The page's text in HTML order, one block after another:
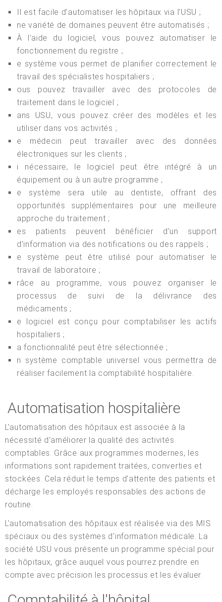
Il est facile d’automatiser les hôpitaux via l’USU ;
ne variété de domaines peuvent être automatisés ;
À l'aide du logiciel, vous pouvez automatiser le
fonctionnement du registre ;
e système vous permet de planifier correctement le
travail des spécialistes hospitaliers ;
ous pouvez travailler avec des protocoles de
traitement dans le logiciel ;
ans USU, vous pouvez créer des modèles et les
utiliser dans vos activités ;
e médecin peut travailler avec des données
électroniques sur les clients ;
i nécessaire, le logiciel peut être intégré à un
équipement ou à un autre programme ;
e système sera utile au dentiste, offrant des
opportunités supplémentaires pour une meilleure
approche du traitement ;
es patients peuvent bénéficier d’un support
d’information via des notifications ou des rappels ;
e système peut être utilisé pour automatiser le
travail de laboratoire ;
râce au programme, vous pouvez organiser le
processus de suivi de la délivrance des
médicaments ;
e logiciel est conçu pour comptabiliser les actifs
hospitaliers ;
a fonctionnalité peut être sélectionnée ;
n système comptable universel vous permettra de
réaliser facilement la comptabilité hospitalière.
Automatisation hospitalière
L'automatisation des hôpitaux est associée à la
nécessité d'améliorer la qualité des activités
comptables. Grâce aux programmes modernes, les
informations sont rapidement traitées, converties et
stockées. Cela réduit le temps d'attente des patients et
décharge les employés responsables des actions de
routine.
L'automatisation des hôpitaux est réalisée via des MIS
spéciaux ou des systèmes d'information médicale. La
société USU vous présente un programme spécial pour
les hôpitaux, grâce auquel vous pourrez prendre en
compte avec précision les processus et les évaluer.